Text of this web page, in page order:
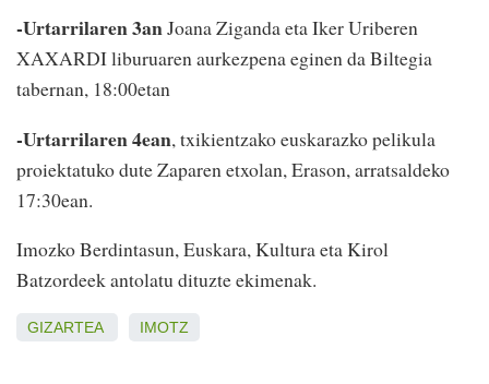
-Urtarrilaren 3anJoana Ziganda eta Iker Uriberen
XAXARDI liburuaren aurkezpena eginen da Biltegia
tabernan, 18:00etan
-Urtarrilaren 4ean, txikientzako euskarazko pelikula
proiektatuko dute Zaparen etxolan, Erason, arratsaldeko
17:30ean.
Imozko Berdintasun, Euskara, Kultura eta Kirol
Batzordeek antolatu dituzte ekimenak.
GIZARTEA IMOTZ